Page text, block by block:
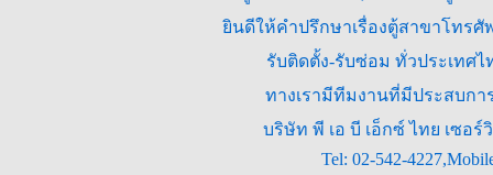
ยินดีให้คำปรึกษาเรื่องตู้สาขาโทร
รับติดตั้ง-รับซ่อม ทั่วประเทศ
ทางเรามีทีมงานที่มีประสบกา
บริษัท พี เอ บี เอ็กซ์ ไทย เซอ
Tel: 02-542-